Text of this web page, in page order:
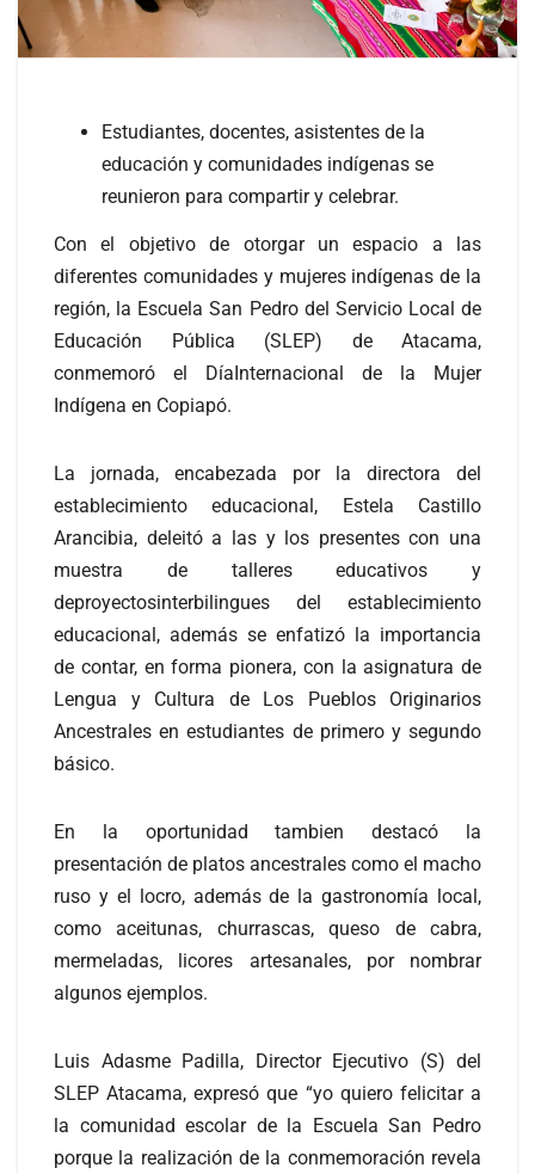
Estudiantes, docentes, asistentes de la
educación y comunidades indígenas se
reunieron para compartir y celebrar.
Con el objetivo de otorgar un espacio a las
diferentes comunidades y mujeres indígenas de la
región, la Escuela San Pedro del Servicio Local de
Educación Pública (SLEP) de Atacama,
conmemoró el DíaInternacional de la Mujer
Indígena en Copiapó.
La jornada, encabezada por la directora del
establecimiento educacional, Estela Castillo
Arancibia, deleitó a las y los presentes con una
muestra de talleres educativos y
deproyectosinterbilingues del establecimiento
educacional, además se enfatizó la importancia
de contar, en forma pionera, con la asignatura de
Lengua y Cultura de Los Pueblos Originarios
Ancestrales en estudiantes de primero y segundo
básico.
En la oportunidad tambien destacó la
presentación de platos ancestrales como el macho
ruso y el locro, además de la gastronomía local,
como aceitunas, churrascas, queso de cabra,
mermeladas, licores artesanales, por nombrar
algunos ejemplos.
Luis Adasme Padilla, Director Ejecutivo (S) del
SLEP Atacama, expresó que “yo quiero felicitar a
la comunidad escolar de la Escuela San Pedro
porque la realización de la conmemoración revela